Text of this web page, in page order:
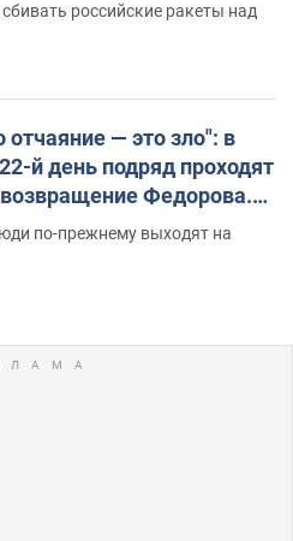
российские ракеты над
— это зло": в
й день подряд проходят
Федорова.
по-прежнему выходят на